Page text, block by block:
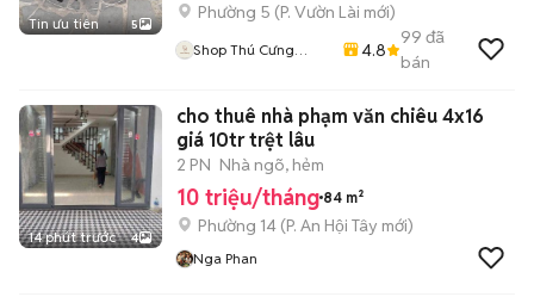
Tin ưu tiên 5
Phường 5 (P. Vườn Lài mới)
Shop Thú Cưng
4.8
99 đã
bán
14 phút trước 4
cho thuê nhà phạm văn chiêu 4x16
giá 10tr trệt lâu
2 PN Nhà ngõ, hẻm
10 triệu/tháng 84 m²
Phường 14 (P. An Hội Tây mới)
Nga Phan